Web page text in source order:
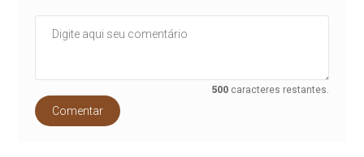
500 caracteres restantes.
Comentar